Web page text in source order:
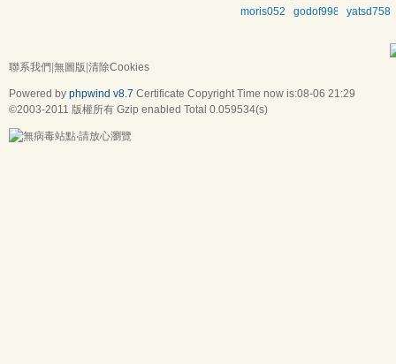
moris0528 godof998001yatsd7588
聯系我們 無圖版 清除Cookies
Powered by phpwind v8.7 Certificate Copyright Time now is:08-06 21:29
©2003-2011 版權所有 Gzip enabled Total 0.059534(s)